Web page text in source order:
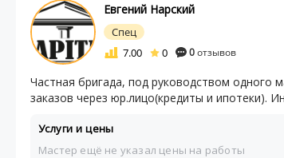
Евгений Нарский
Спец
7.00
0 0отзывов
Частная бригада, под руководством одного
заказов через юр.лицо(кредиты и ипотеки).
Услуги и цены
Мастер ещё не указал цены на работы